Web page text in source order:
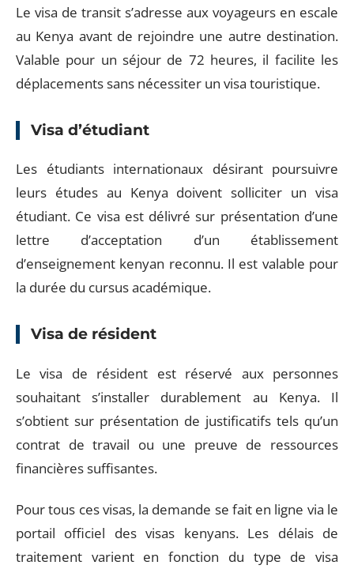
Le visa de transit s’adresse aux voyageurs en escale
au Kenya avant de rejoindre une autre destination.
Valable pour un séjour de 72 heures, il facilite les
déplacements sans nécessiter un visa touristique.
Visa d’étudiant
Les étudiants internationaux désirant poursuivre
leurs études au Kenya doivent solliciter un visa
étudiant. Ce visa est délivré sur présentation d’une
lettre d’acceptation d’un établissement
d’enseignement kenyan reconnu. Il est valable pour
la durée du cursus académique.
Visa de résident
Le visa de résident est réservé aux personnes
souhaitant s’installer durablement au Kenya. Il
s’obtient sur présentation de justificatifs tels qu’un
contrat de travail ou une preuve de ressources
financières suffisantes.
Pour tous ces visas, la demande se fait en ligne via le
portail officiel des visas kenyans. Les délais de
traitement varient en fonction du type de visa